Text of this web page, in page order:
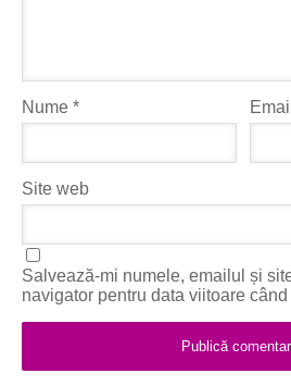
Nume *
Site web
Salvează-mi numele, emailul și
navigator pentru data viitoare